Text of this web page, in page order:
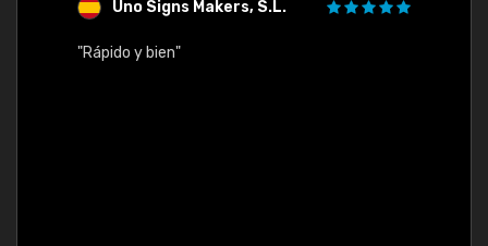
Uno Signs Makers, S.L.
"Rápido y bien"